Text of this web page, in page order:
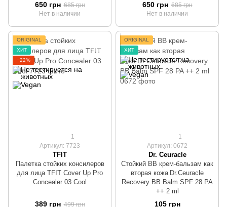
650 грн 685 грн
Нет в наличии
650 грн 685 грн
Нет в наличии
ORIGINAL
ХИТ
−22%
1
Артикул: 7723
TFIT
Палетка стойких консилеров
для лица TFIT Cover Up Pro
Concealer 03 Cool
389 грн 499 грн
ORIGINAL
ХИТ
1
Артикул: 0672
Dr. Ceuracle
Стойкий ВВ крем-бальзам как
вторая кожа Dr.Ceuracle
Recovery BB Balm SPF 28 PA
++ 2 ml
105 грн